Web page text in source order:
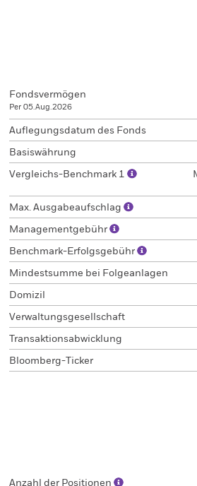
Fondsvermögen
Per 05.Aug.2026
Auflegungsdatum des Fonds
Basiswährung
Vergleichs-Benchmark 1
Max. Ausgabeaufschlag
Managementgebühr
Benchmark-Erfolgsgebühr
Mindestsumme bei Folgeanlagen
Domizil
Verwaltungsgesellschaft
Transaktionsabwicklung
Bloomberg-Ticker
Anzahl der Positionen